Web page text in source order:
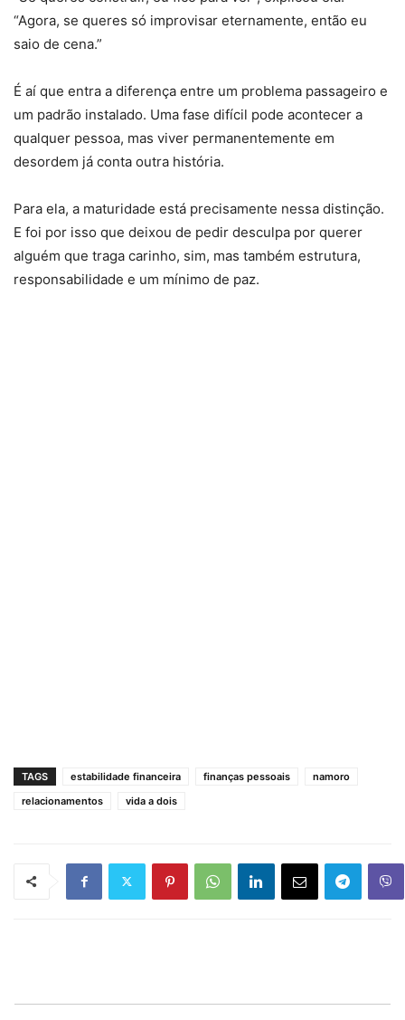
“Agora, se queres só improvisar eternamente, então eu
saio de cena.”
É aí que entra a diferença entre um problema passageiro e
um padrão instalado. Uma fase difícil pode acontecer a
qualquer pessoa, mas viver permanentemente em
desordem já conta outra história.
Para ela, a maturidade está precisamente nessa distinção.
E foi por isso que deixou de pedir desculpa por querer
alguém que traga carinho, sim, mas também estrutura,
responsabilidade e um mínimo de paz.
TAGS estabilidade financeira finanças pessoais
namoro
relacionamentos
vida a dois